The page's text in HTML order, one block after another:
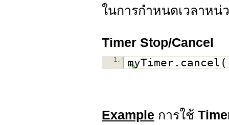
ในการกำหนดเวลาหน่
Timer Stop/Cancel
1.
Example การใช้